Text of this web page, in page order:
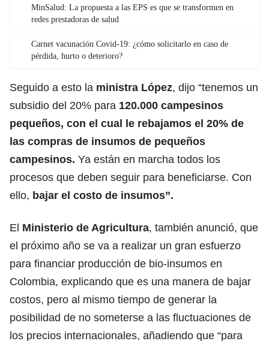
MinSalud: La propuesta a las EPS es que se transformen en
redes prestadoras de salud
Carnet vacunación Covid-19: ¿cómo solicitarlo en caso de
pérdida, hurto o deterioro?
Seguido a esto la ministra López, dijo “tenemos un
subsidio del 20% para 120.000 campesinos
pequeños, con el cual le rebajamos el 20% de
las compras de insumos de pequeños
campesinos. Ya están en marcha todos los
procesos que deben seguir para beneficiarse. Con
ello, bajar el costo de insumos”.
El Ministerio de Agricultura, también anunció, que
el próximo año se va a realizar un gran esfuerzo
para financiar producción de bio-insumos en
Colombia, explicando que es una manera de bajar
costos, pero al mismo tiempo de generar la
posibilidad de no someterse a las fluctuaciones de
los precios internacionales, añadiendo que “para